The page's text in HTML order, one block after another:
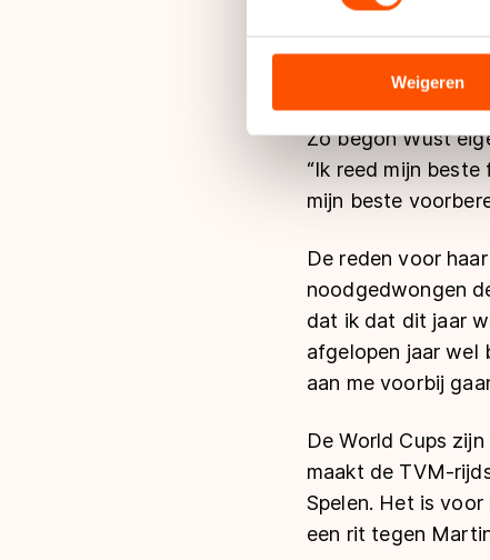
analyseren. We delen
analyse. Zij kunnen deze
hun services. Sommige
adequaat
Meer informatie vindt u in
Weigeren
verwacht. “Ik
aan het eind van
nog best één of
Zo begon Wüst
“Ik reed mijn
mijn beste
De reden voor
noodgedwongen
dat ik dat dit jaar
afgelopen jaar wel
aan me voorbij
De World Cups
maakt de TVM-
Spelen. Het is
een rit tegen